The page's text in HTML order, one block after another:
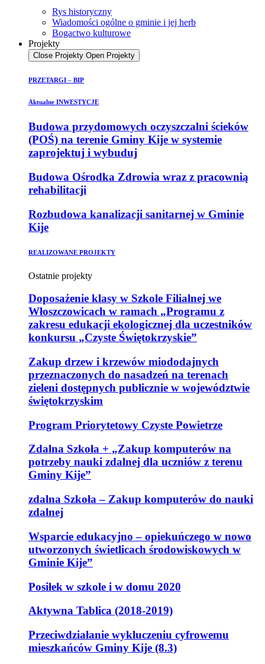
Rys historyczny
Wiadomości ogólne o gminie i jej herb
Bogactwo kulturowe
Projekty
Close Projekty Open Projekty
PRZETARGI – BIP
Aktualne INWESTYCJE
Budowa przydomowych oczyszczalni ścieków
(POŚ) na terenie Gminy Kije w systemie
zaprojektuj i wybuduj
Budowa Ośrodka Zdrowia wraz z pracownią
rehabilitacji
Rozbudowa kanalizacji sanitarnej w Gminie
Kije
REALIZOWANE PROJEKTY
Ostatnie projekty
Doposażenie klasy w Szkole Filialnej we
Włoszczowicach w ramach „Programu z
zakresu edukacji ekologicznej dla uczestników
konkursu „Czyste Świętokrzyskie”
Zakup drzew i krzewów miododajnych
przeznaczonych do nasadzeń na terenach
zieleni dostępnych publicznie w województwie
świętokrzyskim
Program Priorytetowy Czyste Powietrze
Zdalna Szkoła + „Zakup komputerów na
potrzeby nauki zdalnej dla uczniów z terenu
Gminy Kije”
zdalna Szkoła – Zakup komputerów do nauki
zdalnej
Wsparcie edukacyjno – opiekuńczego w nowo
utworzonych świetlicach środowiskowych w
Gminie Kije”
Posiłek w szkole i w domu 2020
Aktywna Tablica (2018-2019)
Przeciwdziałanie wykluczeniu cyfrowemu
mieszkańców Gminy Kije (8.3)